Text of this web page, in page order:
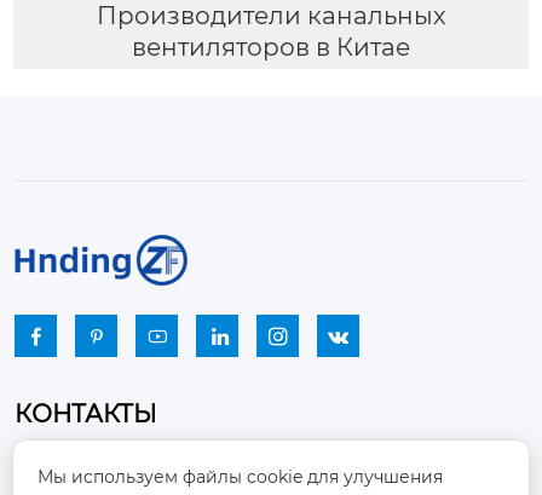
Производители канальных
вентиляторов в Китае
     
КОНТАКТЫ

Промышленный парк, город Наньцзяо,
район Чжоуцунь, город Цзыбо, провинция
Мы используем файлы cookie для улучшения